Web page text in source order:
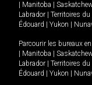
Manitoba
Labrador
Territoires
Édouard
Yukon
Parcourir les bureaux en
Manitoba
Labrador
Territoires
Édouard
Yukon